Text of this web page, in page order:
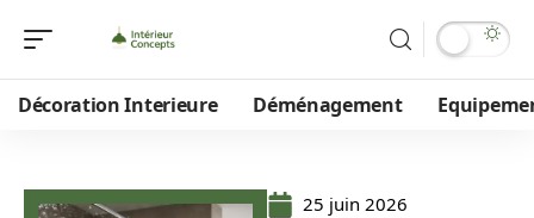
Décoration Interieure Déménagement
25 juin 2026